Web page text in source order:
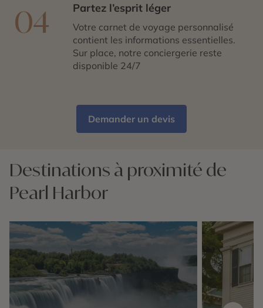
04 Partez l’esprit léger
Votre carnet de voyage personnalisé
contient les informations essentielles.
Sur place, notre conciergerie reste
disponible 24/7
Demander un devis
Destinations à proximité de
Pearl Harbor